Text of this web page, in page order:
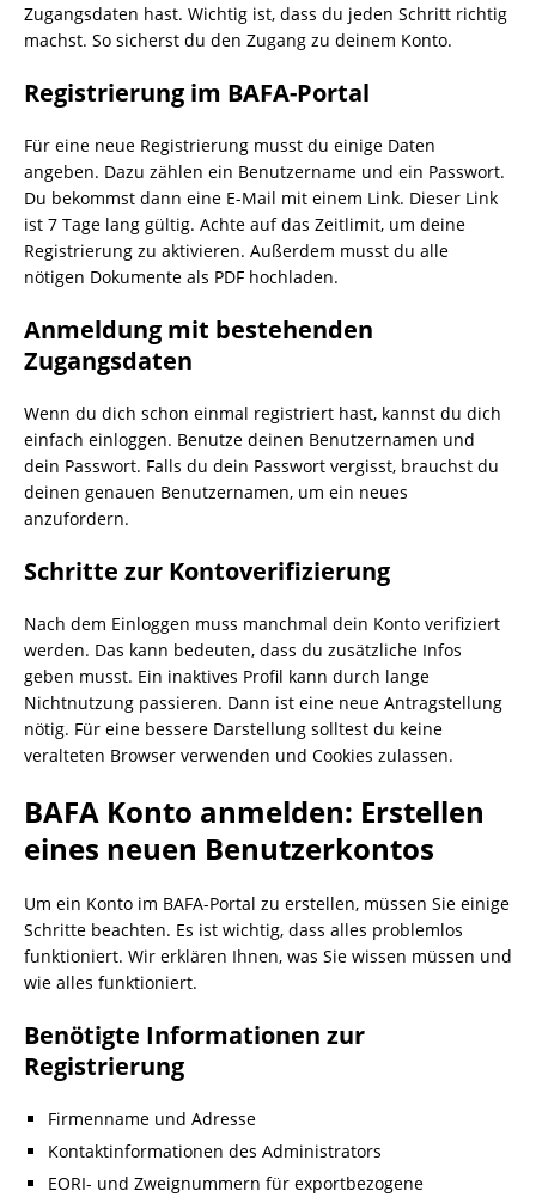
Zugangsdaten hast. Wichtig ist, dass du jeden Schritt richtig
machst. So sicherst du den Zugang zu deinem Konto.
Registrierung im BAFA-Portal
Für eine neue Registrierung musst du einige Daten
angeben. Dazu zählen ein Benutzername und ein Passwort.
Du bekommst dann eine E-Mail mit einem Link. Dieser Link
ist 7 Tage lang gültig. Achte auf das Zeitlimit, um deine
Registrierung zu aktivieren. Außerdem musst du alle
nötigen Dokumente als PDF hochladen.
Anmeldung mit bestehenden
Zugangsdaten
Wenn du dich schon einmal registriert hast, kannst du dich
einfach einloggen. Benutze deinen Benutzernamen und
dein Passwort. Falls du dein Passwort vergisst, brauchst du
deinen genauen Benutzernamen, um ein neues
anzufordern.
Schritte zur Kontoverifizierung
Nach dem Einloggen muss manchmal dein Konto verifiziert
werden. Das kann bedeuten, dass du zusätzliche Infos
geben musst. Ein inaktives Profil kann durch lange
Nichtnutzung passieren. Dann ist eine neue Antragstellung
nötig. Für eine bessere Darstellung solltest du keine
veralteten Browser verwenden und Cookies zulassen.
BAFA Konto anmelden: Erstellen
eines neuen Benutzerkontos
Um ein Konto im BAFA-Portal zu erstellen, müssen Sie einige
Schritte beachten. Es ist wichtig, dass alles problemlos
funktioniert. Wir erklären Ihnen, was Sie wissen müssen und
wie alles funktioniert.
Benötigte Informationen zur
Registrierung
Firmenname und Adresse
Kontaktinformationen des Administrators
EORI- und Zweignummern für exportbezogene